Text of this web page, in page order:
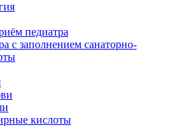
педиатра
с заполнением санаторно-
кислоты